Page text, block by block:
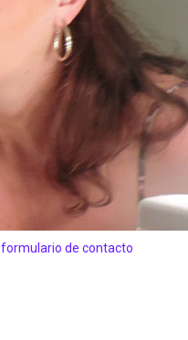
formulario de contacto